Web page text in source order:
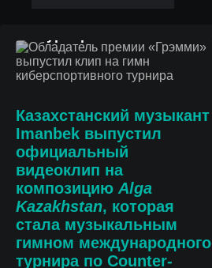
Казахстанский музыкант
Imanbek выпустил
официальный
видеоклип на
композицию Alga
Kazakhstan, которая
стала музыкальным
гимном международного
турнира по Counter-